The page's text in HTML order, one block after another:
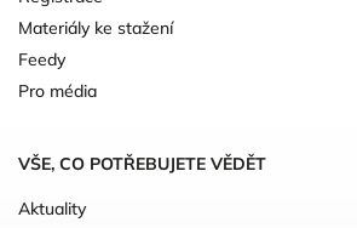
Materiály ke stažení
Feedy
Pro média
VŠE, CO POTŘEBUJETE VĚDĚT
Aktuality